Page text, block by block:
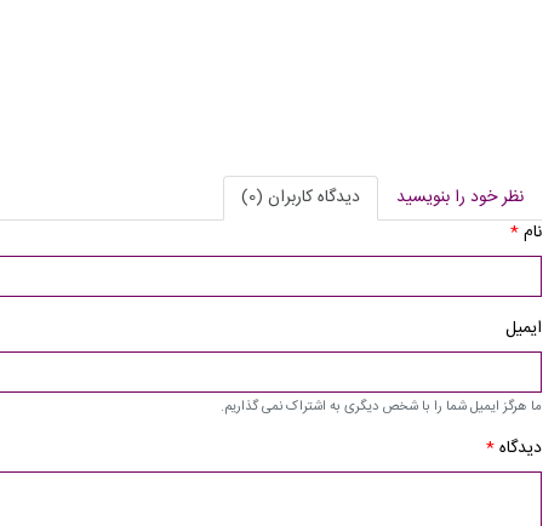
نظر خود را بنویسید
دیدگاه کاربران (0)
نام*
ایمیل
ما هرگز ایمیل شما را با شخص دیگری به اشتراک نمی گذاریم.
دیدگاه*